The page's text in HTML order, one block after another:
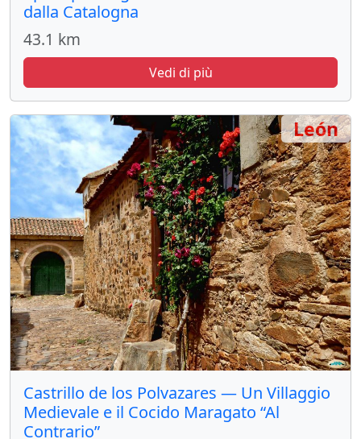
dalla Catalogna
43.1 km
Vedi di più
Castrillo de los Polvazares — Un Villaggio
Medievale e il Cocido Maragato “Al
Contrario”
León